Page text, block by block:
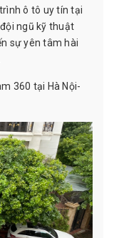
ô tô uy tín tại
ngũ kỹ thuật
sự yên tâm hài
360 tại Hà Nội-